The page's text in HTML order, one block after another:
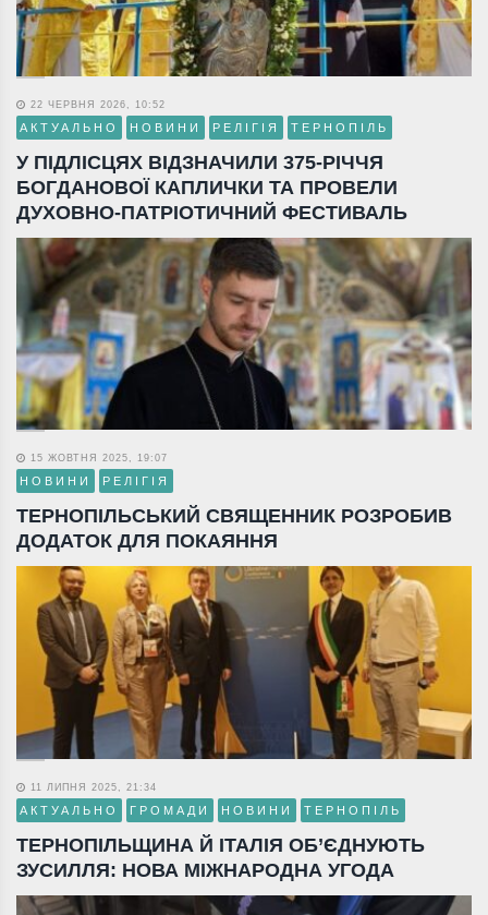
22 ЧЕРВНЯ 2026, 10:52
АКТУАЛЬНО НОВИНИ РЕЛІГІЯ ТЕРНОПІЛЬ
У ПІДЛІСЦЯХ ВІДЗНАЧИЛИ 375-РІЧЧЯ
БОГДАНОВОЇ КАПЛИЧКИ ТА ПРОВЕЛИ
ДУХОВНО-ПАТРІОТИЧНИЙ ФЕСТИВАЛЬ
15 ЖОВТНЯ 2025, 19:07
НОВИНИ РЕЛІГІЯ
ТЕРНОПІЛЬСЬКИЙ СВЯЩЕННИК РОЗРОБИВ
ДОДАТОК ДЛЯ ПОКАЯННЯ
11 ЛИПНЯ 2025, 21:34
АКТУАЛЬНО ГРОМАДИ НОВИНИ ТЕРНОПІЛЬ
ТЕРНОПІЛЬЩИНА Й ІТАЛІЯ ОБ’ЄДНУЮТЬ
ЗУСИЛЛЯ: НОВА МІЖНАРОДНА УГОДА